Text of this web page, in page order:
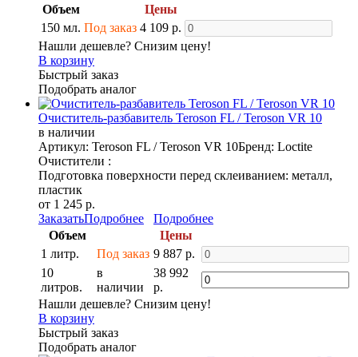
Объем
Цены
150 мл. Под заказ 4 109 р.
Нашли дешевле? Снизим цену!
В корзину
Быстрый заказ
Подобрать аналог
Очиститель-разбавитель Teroson FL / Teroson VR 10
в наличии
Артикул: Teroson FL / Teroson VR 10Бренд: Loctite
Очистители :
Подготовка поверхности перед склеиванием: металл,
пластик
от 1 245 р.
ЗаказатьПодробнее
Подробнее
Объем
Цены
1 литр.
Под заказ 9 887 р.
10
литров.
в
наличии
38 992
р.
Нашли дешевле? Снизим цену!
В корзину
Быстрый заказ
Подобрать аналог